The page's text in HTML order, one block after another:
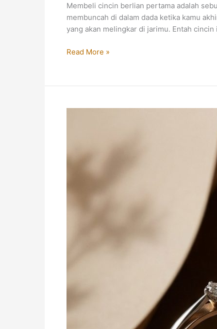
Membeli cincin berlian pertama adalah
membuncah di dalam dada ketika kamu
yang akan melingkar di jarimu. Entah
Panduan
Memilih
Berlian
Salah
Read More »